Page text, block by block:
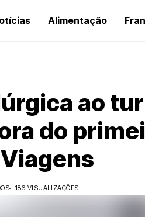
Alimentação
ao
do
186 VISUALIZAÇÕES